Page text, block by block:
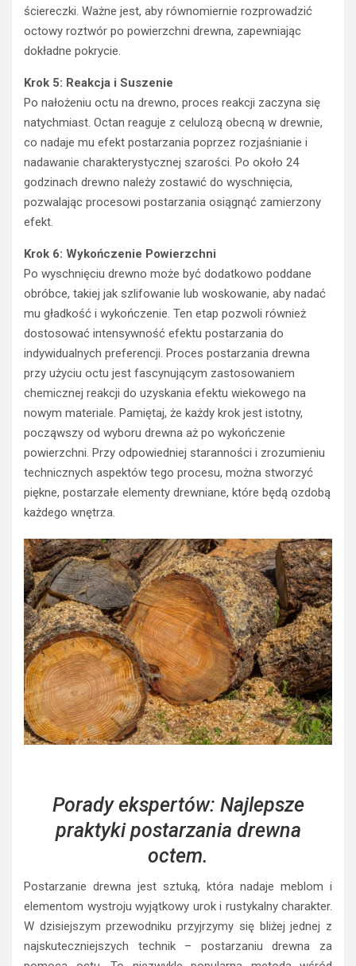
ściereczki. Ważne jest, aby równomiernie rozprowadzić
octowy roztwór po powierzchni drewna, zapewniając
dokładne pokrycie.
Krok 5: Reakcja i Suszenie
Po nałożeniu octu na drewno, proces reakcji zaczyna się
natychmiast. Octan reaguje z celulozą obecną w drewnie,
co nadaje mu efekt postarzania poprzez rozjaśnianie i
nadawanie charakterystycznej szarości. Po około 24
godzinach drewno należy zostawić do wyschnięcia,
pozwalając procesowi postarzania osiągnąć zamierzony
efekt.
Krok 6: Wykończenie Powierzchni
Po wyschnięciu drewno może być dodatkowo poddane
obróbce, takiej jak szlifowanie lub woskowanie, aby nadać
mu gładkość i wykończenie. Ten etap pozwoli również
dostosować intensywność efektu postarzania do
indywidualnych preferencji. Proces postarzania drewna
przy użyciu octu jest fascynującym zastosowaniem
chemicznej reakcji do uzyskania efektu wiekowego na
nowym materiale. Pamiętaj, że każdy krok jest istotny,
począwszy od wyboru drewna aż po wykończenie
powierzchni. Przy odpowiedniej staranności i zrozumieniu
technicznych aspektów tego procesu, można stworzyć
piękne, postarzałe elementy drewniane, które będą ozdobą
każdego wnętrza.
Porady ekspertów: Najlepsze
praktyki postarzania drewna
octem.
Postarzanie drewna jest sztuką, która nadaje meblom i
elementom wystroju wyjątkowy urok i rustykalny charakter.
W dzisiejszym przewodniku przyjrzymy się bliżej jednej z
najskuteczniejszych technik – postarzaniu drewna za